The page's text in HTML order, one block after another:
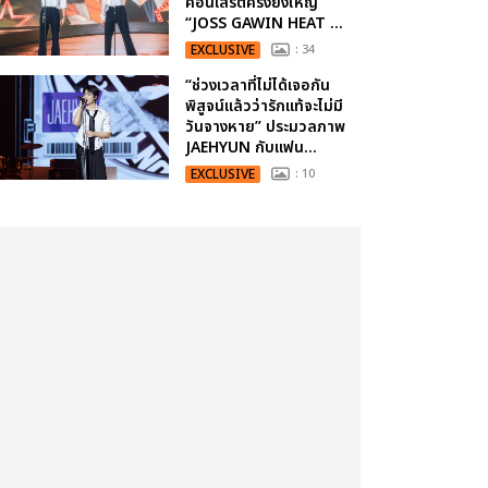
“JOSS GAWIN HEAT ...
EXCLUSIVE : 34
“ช่วงเวลาที่ไม่ได้เจอกัน
พิสูจน์แล้วว่ารักแท้จะไม่มี
วันจางหาย” ประมวลภาพ
JAEHYUN กับแฟน...
EXCLUSIVE : 10